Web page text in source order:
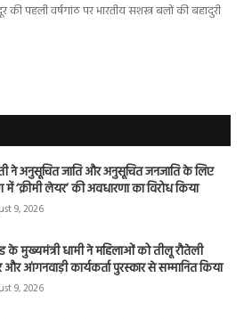
की पहली वर्षगांठ पर भारतीय सशस्त्र बलों की बहादुरी
ने अनुसूचित जाति और अनुसूचित जनजाति के लिए
‘क्रीमी लेयर’ की अवधारणा का विरोध किया
9, 2026
के मुख्यमंत्री धामी ने महिलाओं को तीलू रौतेली
और आंगनवाड़ी कार्यकर्ता पुरस्कार से सम्मानित किया
9, 2026